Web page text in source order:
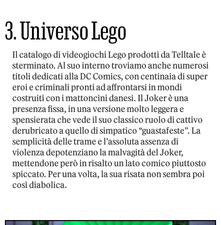
3. Universo Lego
Il catalogo di videogiochi Lego prodotti da Telltale è
sterminato. Al suo interno troviamo anche numerosi
titoli dedicati alla DC Comics, con centinaia di super
eroi e criminali pronti ad affrontarsi in mondi
costruiti con i mattoncini danesi. Il Joker è una
presenza fissa, in una versione molto leggera e
spensierata che vede il suo classico ruolo di cattivo
derubricato a quello di simpatico “guastafeste”. La
semplicità delle trame e l’assoluta assenza di
violenza depotenziano la malvagità del Joker,
mettendone però in risalto un lato comico piuttosto
spiccato. Per una volta, la sua risata non sembra poi
così diabolica.